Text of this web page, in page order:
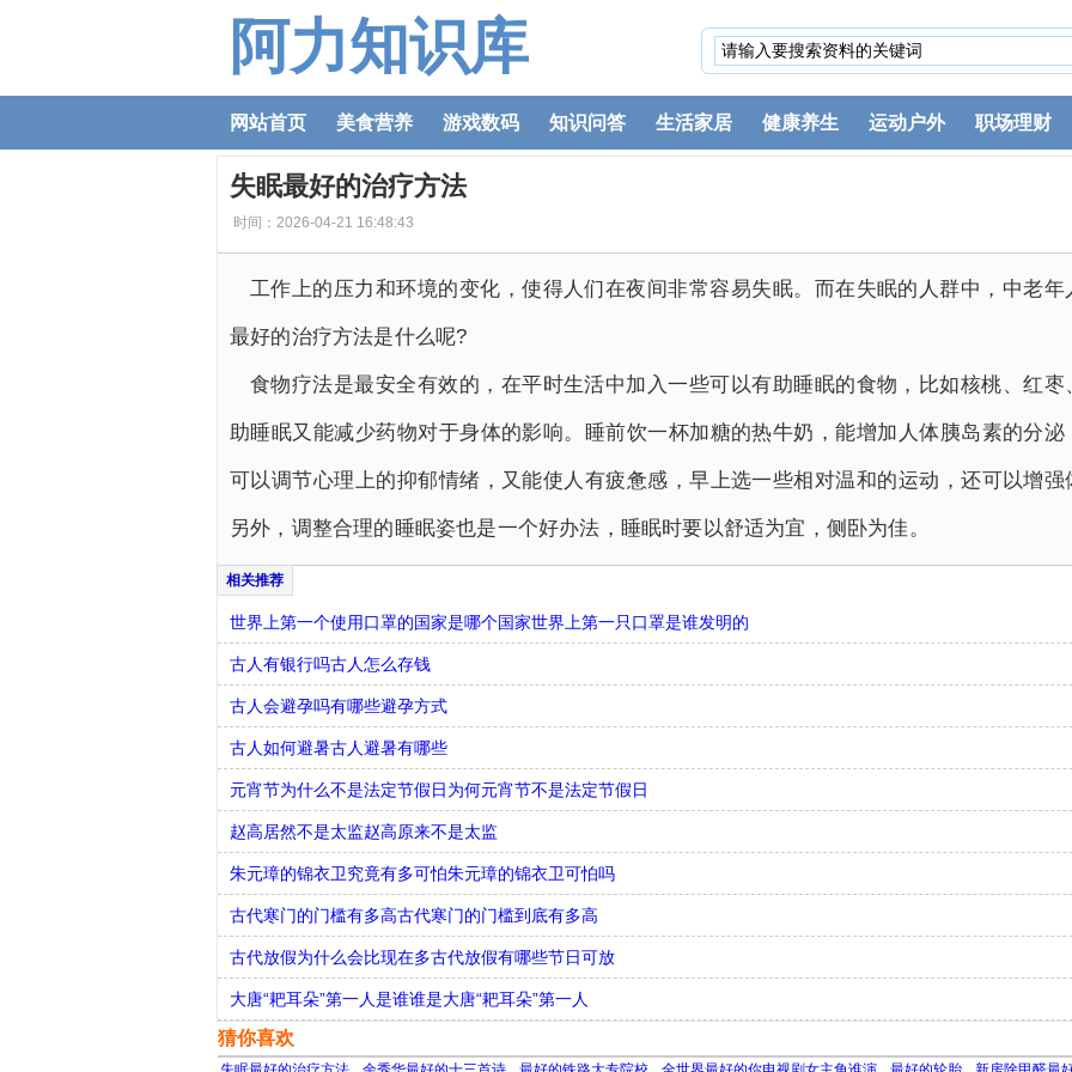
阿力知识库
网站首页 美食营养 游戏数码 知识问答 生活家居 健康养生 运动户外 职场理财
失眠最好的治疗方法
时间：2026-04-21 16:48:43
工作上的压力和环境的变化，使得人们在夜间非常容易失眠。而在失眠的人群中，中老
最好的治疗方法是什么呢?
食物疗法是最安全有效的，在平时生活中加入一些可以有助睡眠的食物，比如核桃、红
助睡眠又能减少药物对于身体的影响。睡前饮一杯加糖的热牛奶，能增加人体胰岛素的分
可以调节心理上的抑郁情绪，又能使人有疲惫感，早上选一些相对温和的运动，还可以增
另外，调整合理的睡眠姿也是一个好办法，睡眠时要以舒适为宜，侧卧为佳。
世界上第一个使用口罩的国家是哪个国家世界上第一只口罩是谁发明的
古人有银行吗古人怎么存钱
古人会避孕吗有哪些避孕方式
古人如何避暑古人避暑有哪些
元宵节为什么不是法定节假日为何元宵节不是法定节假日
赵高居然不是太监赵高原来不是太监
朱元璋的锦衣卫究竟有多可怕朱元璋的锦衣卫可怕吗
古代寒门的门槛有多高古代寒门的门槛到底有多高
古代放假为什么会比现在多古代放假有哪些节日可放
大唐“耙耳朵”第一人是谁谁是大唐“耙耳朵”第一人
猜你喜欢